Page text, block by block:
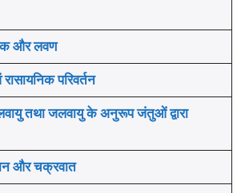
और लवण
परिवर्तन
तथा जलवायु के अनुरूप जंतुओं द्वारा
और चक्रवात